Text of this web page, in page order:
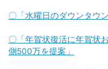
〇「水曜日のダウンタウ
〇「年賀状復活に年賀状
側500万を提案」